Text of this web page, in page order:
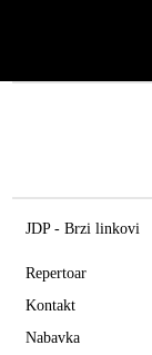
JDP - Brzi linkovi
Repertoar
Kontakt
Nabavka